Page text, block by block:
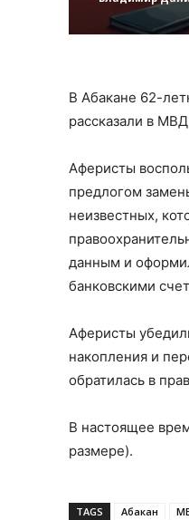
В Абакане 62-
рассказали в
Аферисты
предлогом
неизвестных,
данным и
банковскими
Аферисты
накопления и
обратилась в
В настоящее
размере).
TAGS Абакан